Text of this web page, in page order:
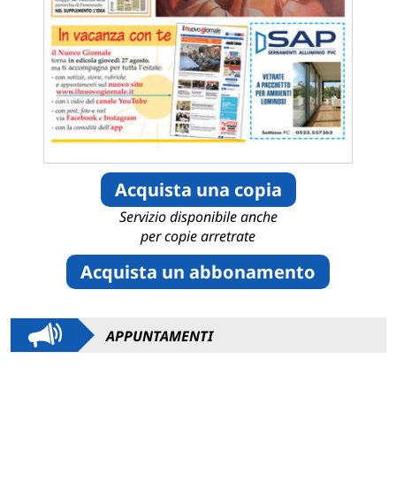
Acquista una copia
Servizio disponibile anche
per copie arretrate
Acquista un abbonamento
APPUNTAMENTI